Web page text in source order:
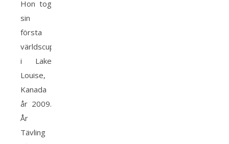
Hon tog
sin
första
världscupsseger
i Lake
Louise,
Kanada
år 2009.
År
Tävling